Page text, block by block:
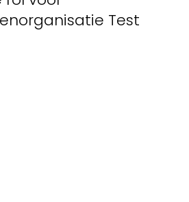
Test